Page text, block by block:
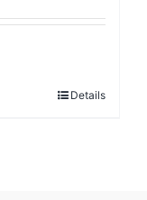
Details